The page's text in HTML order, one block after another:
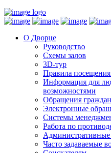
О Дворце
Руководство
Схемы залов
3D-тур
Правила
Информация для
возможностями
Обращения
Электронные
Системы
Работа по
Часто задаваемые